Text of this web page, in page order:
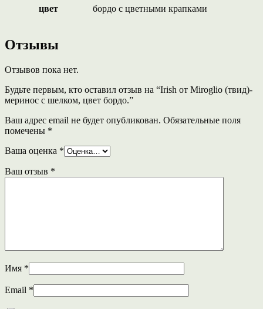
цвет бордо с цветными крапками
Отзывы
Отзывов пока нет.
Будьте первым, кто оставил отзыв на “Irish от Miroglio (твид)-
меринос с шелком, цвет бордо.”
Ваш адрес email не будет опубликован. Обязательные поля
помечены *
Ваша оценка *
Ваш отзыв *
Имя *
Email *